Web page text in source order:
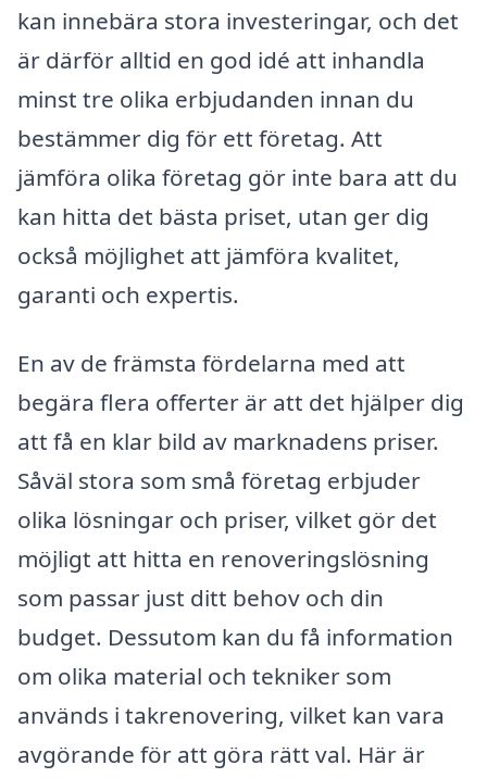
kan innebära stora investeringar, och det
är därför alltid en god idé att inhandla
minst tre olika erbjudanden innan du
bestämmer dig för ett företag. Att
jämföra olika företag gör inte bara att du
kan hitta det bästa priset, utan ger dig
också möjlighet att jämföra kvalitet,
garanti och expertis.
En av de främsta fördelarna med att
begära flera offerter är att det hjälper dig
att få en klar bild av marknadens priser.
Såväl stora som små företag erbjuder
olika lösningar och priser, vilket gör det
möjligt att hitta en renoveringslösning
som passar just ditt behov och din
budget. Dessutom kan du få information
om olika material och tekniker som
används i takrenovering, vilket kan vara
avgörande för att göra rätt val. Här är